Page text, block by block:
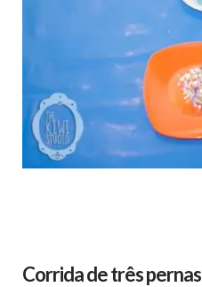
Corrida de três pernas